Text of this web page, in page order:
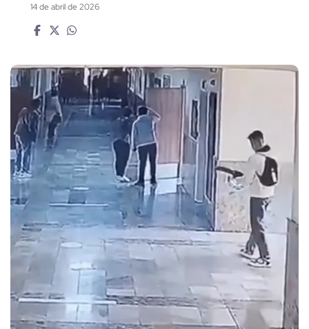
14 de abril de 2026